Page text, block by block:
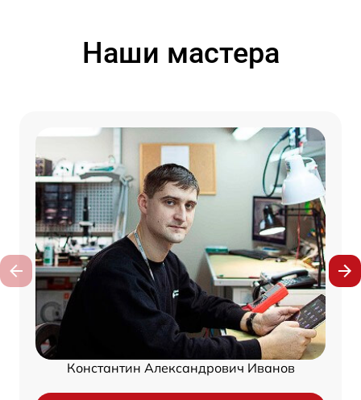
Наши мастера
Константин Александрович Иванов